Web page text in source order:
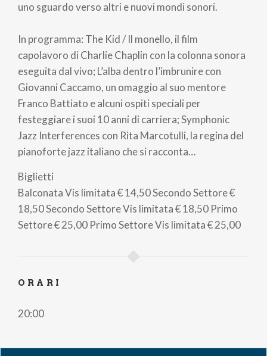
uno sguardo verso altri e nuovi mondi sonori.
In programma: The Kid / Il monello, il film
capolavoro di Charlie Chaplin con la colonna sonora
eseguita dal vivo; L’alba dentro l’imbrunire con
Giovanni Caccamo, un omaggio al suo mentore
Franco Battiato e alcuni ospiti speciali per
festeggiare i suoi 10 anni di carriera; Symphonic
Jazz Interferences con Rita Marcotulli, la regina del
pianoforte jazz italiano che si racconta…
Biglietti
Balconata Vis limitata€ 14,50Secondo Settore€
18,50Secondo Settore Vis limitata€ 18,50 Primo
Settore€ 25,00 Primo Settore Vis limitata€ 25,00
ORARI
20:00